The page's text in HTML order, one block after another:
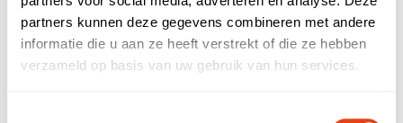
partners kunnen deze gegevens combineren met andere
informatie die u aan ze heeft verstrekt of die ze hebben
verzameld op basis van uw gebruik van hun services.
Bedrijfsnaam